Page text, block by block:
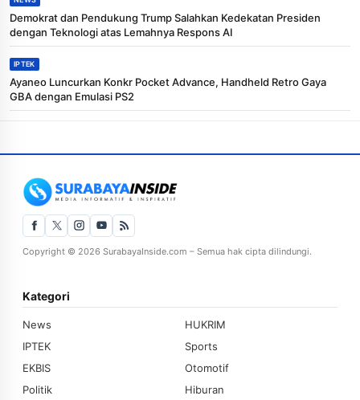
Demokrat dan Pendukung Trump Salahkan Kedekatan Presiden
dengan Teknologi atas Lemahnya Respons AI
IPTEK
Ayaneo Luncurkan Konkr Pocket Advance, Handheld Retro Gaya
GBA dengan Emulasi PS2
Copyright © 2026 SurabayaInside.com – Semua hak cipta dilindungi.
Kategori
News
HUKRIM
IPTEK
Sports
EKBIS
Otomotif
Politik
Hiburan